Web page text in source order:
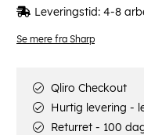
Se mere fra Sharp
Leveringstid: 4-8
Qliro Checkout
Hurtig levering -
Returret - 100